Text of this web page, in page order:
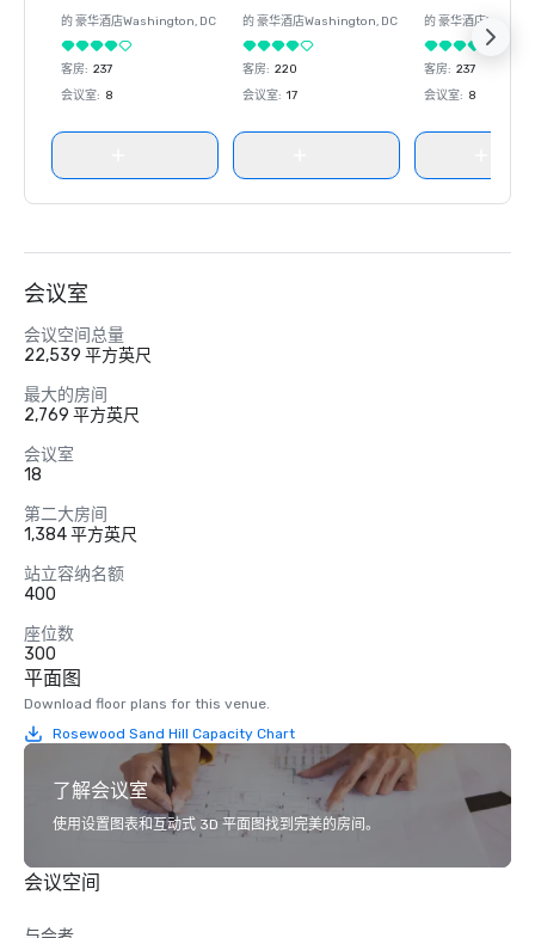
的 豪华酒店Washington, DC
客房: 237
会议室: 8
的 豪华酒店Washington, DC
客房: 220
会议室: 17
的 豪华酒店
客房: 237
会议室: 8
会议室
会议空间总量
22,539 平方英尺
最大的房间
2,769 平方英尺
会议室
18
第二大房间
1,384 平方英尺
站立容纳名额
400
座位数
300
平面图
Download floor plans for this venue.
Rosewood Sand Hill Capacity Chart
了解会议室
使用设置图表和互动式 3D 平面图找到完美的房间。
会议空间